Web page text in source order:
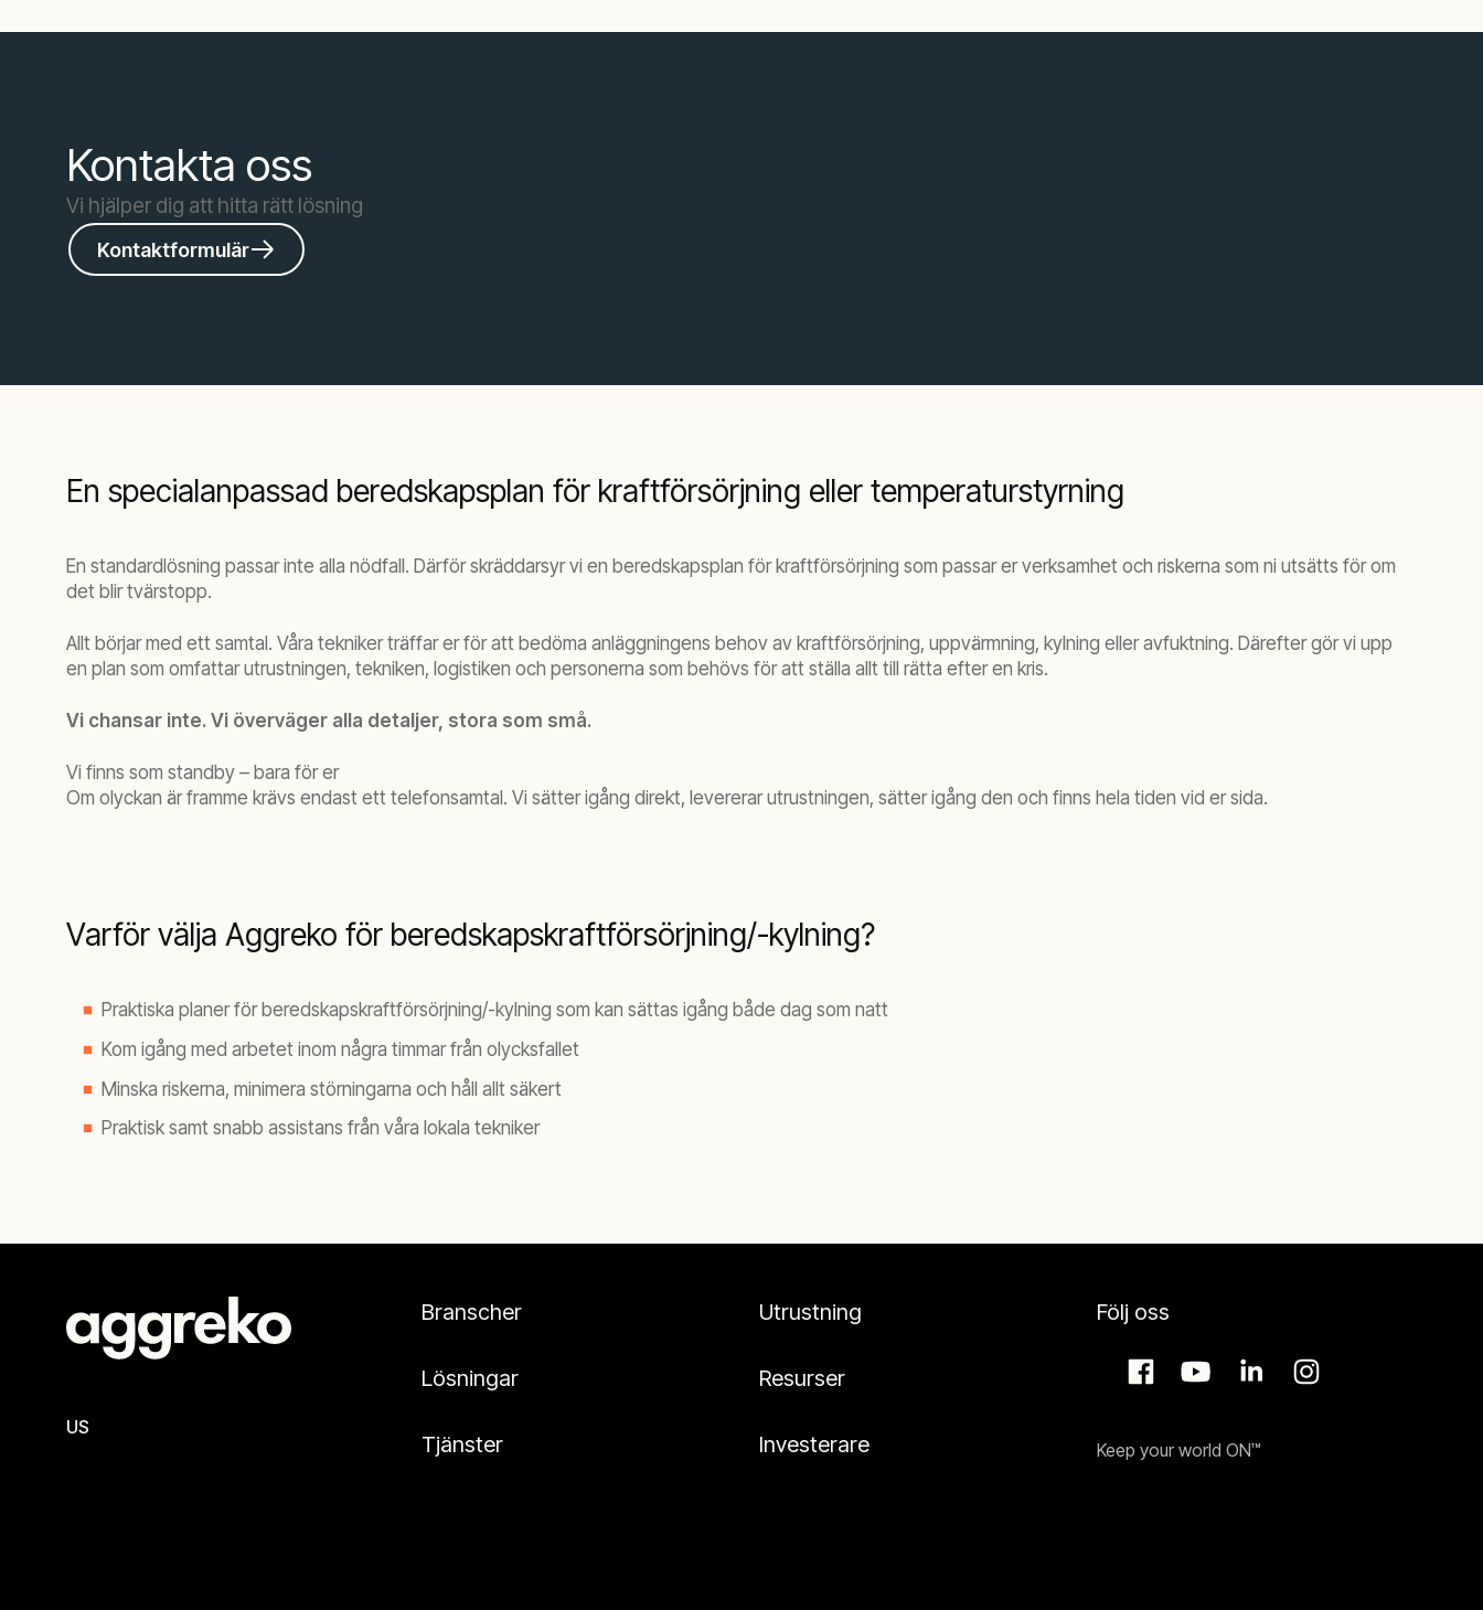
Kontakta oss
Vi hjälper dig att hitta rätt lösning
Kontaktformulär
En specialanpassad beredskapsplan för kraftförsörjning eller temperaturstyrning
En standardlösning passar inte alla nödfall. Därför skräddarsyr vi en beredskapsplan för kraftförsörjning som passar er verksamhet och riskerna som ni utsätts för om
det blir tvärstopp.
Allt börjar med ett samtal. Våra tekniker träffar er för att bedöma anläggningens behov av kraftförsörjning, uppvärmning, kylning eller avfuktning. Därefter gör vi upp
en plan som omfattar utrustningen, tekniken, logistiken och personerna som behövs för att ställa allt till rätta efter en kris.
Vi chansar inte. Vi överväger alla detaljer, stora som små.
Vi finns som standby – bara för er
Om olyckan är framme krävs endast ett telefonsamtal. Vi sätter igång direkt, levererar utrustningen, sätter igång den och finns hela tiden vid er sida.
Varför välja Aggreko för beredskapskraftförsörjning/-kylning?
Praktiska planer för beredskapskraftförsörjning/-kylning som kan sättas igång både dag som natt
Kom igång med arbetet inom några timmar från olycksfallet
Minska riskerna, minimera störningarna och håll allt säkert
Praktisk samt snabb assistans från våra lokala tekniker
US
Branscher
Lösningar
Tjänster
Utrustning
Resurser
Investerare
Följ oss
Keep your world ON™